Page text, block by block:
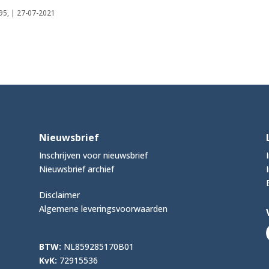
| 27-07-2021
Nieuwsbrief
Inschrijven voor nieuwsbrief
Nieuwsbrief archief
Disclaimer
Algemene leveringsvoorwaarden
BTW: NL859285170B01
KvK: 72915536